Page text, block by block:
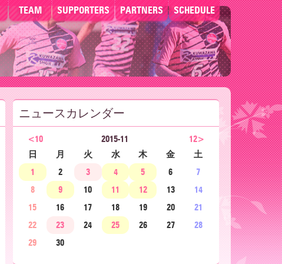
TEAM SUPPORTERS PARTNERS SCHEDULE
ニュースカレンダー
<10 2015-11
12>
日
月 火 水 木 金
土
1
2 3 4 5 6
7
8
9 10 11 12 13
14
15
16 17 18 19 20
21
22
23 24 25 26 27
28
29
30